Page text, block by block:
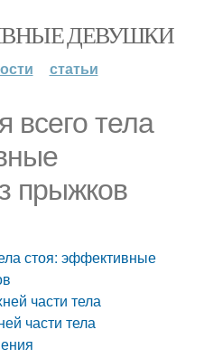
ДЕВУШКИ
статьи
всего тела
прыжков
стоя: эффективные
части тела
части тела